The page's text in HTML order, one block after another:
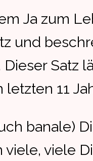
Ja zum
und
Satz
11
banale)
viele